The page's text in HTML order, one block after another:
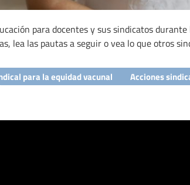
para docentes y sus sindicatos
lea las pautas a seguir o vea lo que otros
para la equidad vacunal Acciones